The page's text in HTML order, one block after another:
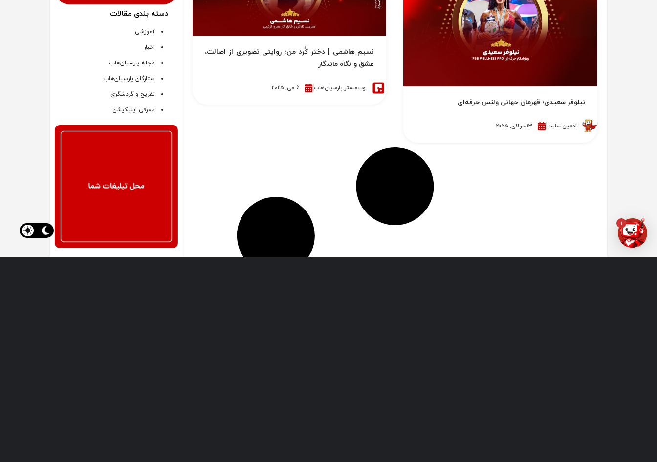
نیلوفر سعیدی؛ قهرمان جهانی ولنس حرفه‌ای
ادمین سایت 13 جولای, 2025
نسیم هاشمی | دختر کُرد من؛ روایتی تصویری از اصالت،
عشق و نگاه ماندگار
وب‌مستر پارسیان‌هاب 6 می, 2025
دسته بندی مقالات
آموزشی
اخبار
مجله پارسیان‌هاب
ستارگان پارسیان‌هاب
تفریح و گردشگری
معرفی اپلیکیشن
1